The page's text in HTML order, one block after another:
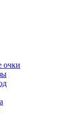
очки